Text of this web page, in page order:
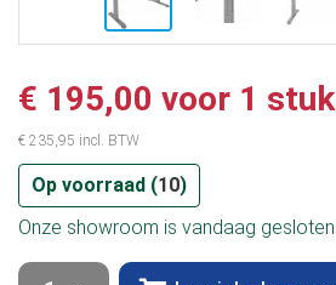
€ 195,00 voor 1 stuk
€ 235,95 incl. BTW
Op voorraad (10)
Onze showroom is vandaag gesloten